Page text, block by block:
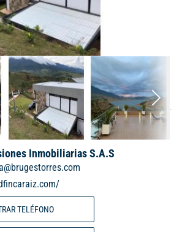
Inmobiliarias S.A.S
TELÉFONO